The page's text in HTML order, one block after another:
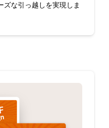
ズな引っ越しを実現しま